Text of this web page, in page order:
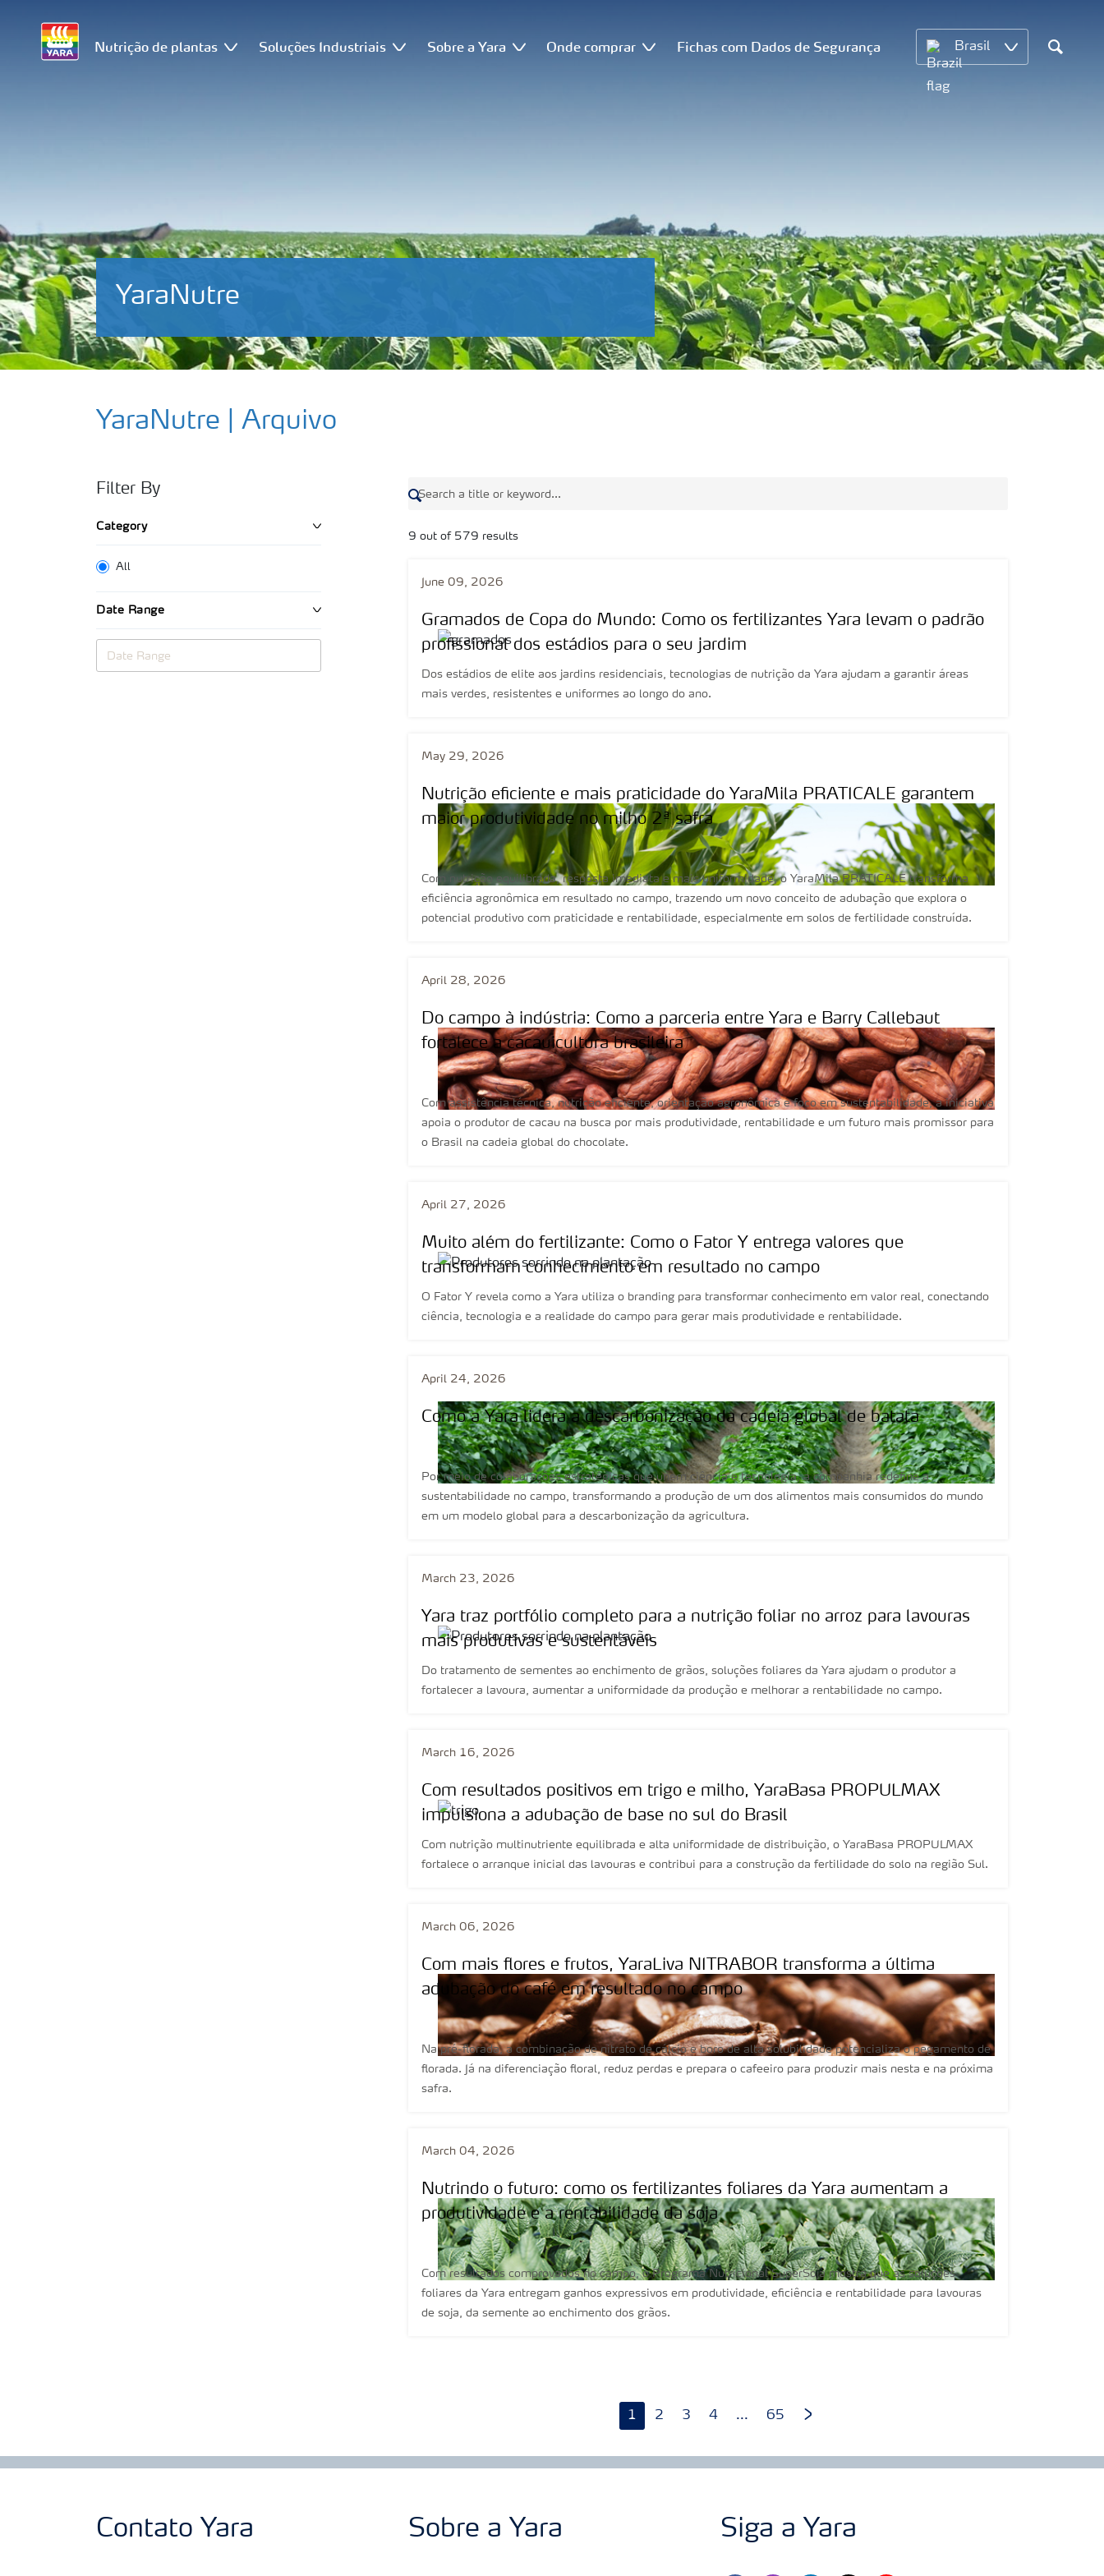
Nutrição de plantas Soluções Industriais Sobre a Yara Onde comprar Fichas com Dados de Segurança Brasil
Search
YaraNutre
YaraNutre | Arquivo
Filter By
Category
All
Date Range
9 out of 579 results
June 09, 2026
Gramados de Copa do Mundo: Como os fertilizantes Yara levam o padrão
profissional dos estádios para o seu jardim
Dos estádios de elite aos jardins residenciais, tecnologias de nutrição da Yara ajudam a garantir áreas
mais verdes, resistentes e uniformes ao longo do ano.
May 29, 2026
Nutrição eficiente e mais praticidade do YaraMila PRATICALE garantem
maior produtividade no milho 2ª safra
Com nutrição equilibrada, resposta imediata e mais uniformidade, o YaraMila PRATICALE transforma
eficiência agronômica em resultado no campo, trazendo um novo conceito de adubação que explora o
potencial produtivo com praticidade e rentabilidade, especialmente em solos de fertilidade construída.
April 28, 2026
Do campo à indústria: Como a parceria entre Yara e Barry Callebaut
fortalece a cacauicultura brasileira
Com assistência técnica, nutrição eficiente, orientação agronômica e foco em sustentabilidade, a iniciativa
apoia o produtor de cacau na busca por mais produtividade, rentabilidade e um futuro mais promissor para
o Brasil na cadeia global do chocolate.
April 27, 2026
Muito além do fertilizante: Como o Fator Y entrega valores que
transformam conhecimento em resultado no campo
O Fator Y revela como a Yara utiliza o branding para transformar conhecimento em valor real, conectando
ciência, tecnologia e a realidade do campo para gerar mais produtividade e rentabilidade.
April 24, 2026
Como a Yara lidera a descarbonização da cadeia global de batata
Por meio de colaborações estratégicas que unem ciência e tecnologia, a companhia redefine a
sustentabilidade no campo, transformando a produção de um dos alimentos mais consumidos do mundo
em um modelo global para a descarbonização da agricultura.
March 23, 2026
Yara traz portfólio completo para a nutrição foliar no arroz para lavouras
mais produtivas e sustentáveis
Do tratamento de sementes ao enchimento de grãos, soluções foliares da Yara ajudam o produtor a
fortalecer a lavoura, aumentar a uniformidade da produção e melhorar a rentabilidade no campo.
March 16, 2026
Com resultados positivos em trigo e milho, YaraBasa PROPULMAX
impulsiona a adubação de base no sul do Brasil
Com nutrição multinutriente equilibrada e alta uniformidade de distribuição, o YaraBasa PROPULMAX
fortalece o arranque inicial das lavouras e contribui para a construção da fertilidade do solo na região Sul.
March 06, 2026
Com mais flores e frutos, YaraLiva NITRABOR transforma a última
adubação do café em resultado no campo
Na pré-florada, a combinação de nitrato de cálcio e boro de alta solubilidade potencializa o pegamento de
florada. Já na diferenciação floral, reduz perdas e prepara o cafeeiro para produzir mais nesta e na próxima
safra.
March 04, 2026
Nutrindo o futuro: como os fertilizantes foliares da Yara aumentam a
produtividade e a rentabilidade da soja
Com resultados comprovados no campo, o Programa Nutricional SuperSoja mostra que as soluções
foliares da Yara entregam ganhos expressivos em produtividade, eficiência e rentabilidade para lavouras
de soja, da semente ao enchimento dos grãos.
1 2 3 4 ... 65
Contato Yara Sobre a Yara Siga a Yara